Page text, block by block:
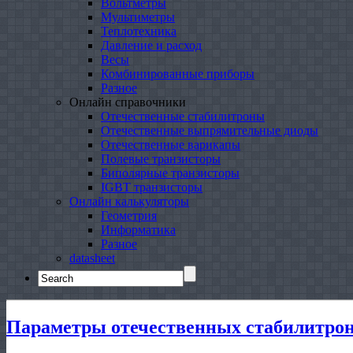
Вольтметры
Мультиметры
Теплотехника
Давление и расход
Весы
Комбинированные приборы
Разное
Онлайн справочники
Отечественные стабилитроны
Отечественные выпрямительные диоды
Отечественные варикапы
Полевые транзисторы
Биполярные транзисторы
IGBT транзисторы
Онлайн калькуляторы
Геометрия
Информатика
Разное
datasheet
Search
for:
Параметры отечественных